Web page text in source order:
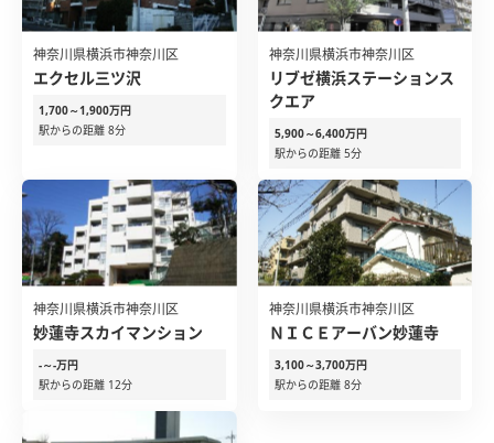
神奈川県横浜市神奈川区
エクセル三ツ沢
1,700～1,900万円
駅からの距離 8分
神奈川県横浜市神奈川区
リブゼ横浜ステーションス
クエア
5,900～6,400万円
駅からの距離 5分
神奈川県横浜市神奈川区
妙蓮寺スカイマンション
-～-万円
駅からの距離 12分
神奈川県横浜市神奈川区
ＮＩＣＥアーバン妙蓮寺
3,100～3,700万円
駅からの距離 8分